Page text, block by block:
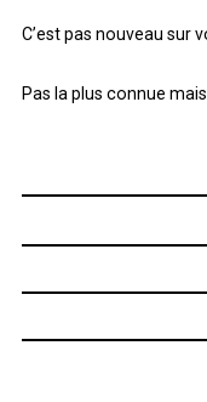
C’est pas nouveau sur
Pas la plus connue